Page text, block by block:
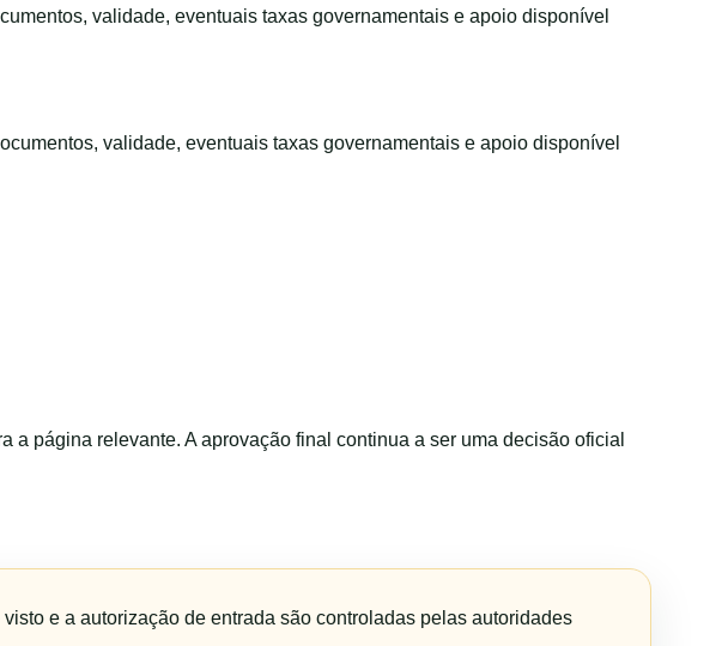
validade, eventuais taxas governamentais e apoio disponível
validade, eventuais taxas governamentais e apoio disponível
página relevante. A aprovação final continua a ser uma decisão oficial
e a autorização de entrada são controladas pelas autoridades